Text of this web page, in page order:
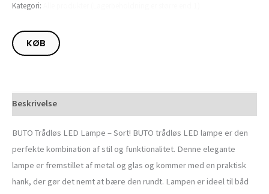
Kategori:
KØB
Beskrivelse
BUTO Trådløs LED Lampe – Sort! BUTO trådløs LED lampe er den
perfekte kombination af stil og funktionalitet. Denne elegante
lampe er fremstillet af metal og glas og kommer med en praktisk
hank, der gør det nemt at bære den rundt. Lampen er ideel til båd